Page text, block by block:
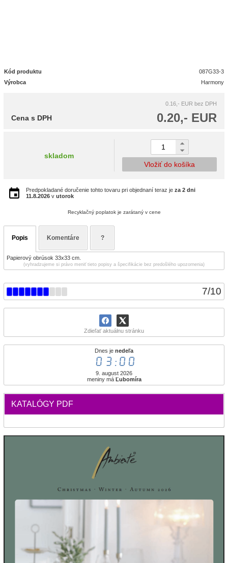
7/10
Zdieľať aktuálnu stránku
Dnes je nedeľa
03:00
9. august 2026
meniny má Ľubomíra
KATALÓGY PDF
Kód produktu
087G33-3
Výrobca
Harmony
0.16,- EUR bez DPH
0.20,- EUR
Cena s DPH
skladom
Vložiť do košíka
Predpokladané doručenie tohto tovaru pri objednaní teraz je za 2 dni
11.8.2026 v utorok
Recyklačný poplatok je zarátaný v cene
Popis Komentáre ?
Papierový obrúsok 33x33 cm.
(vyhradzujeme si právo meniť tieto popisy a špecifikácie bez predošlého upozornenia)